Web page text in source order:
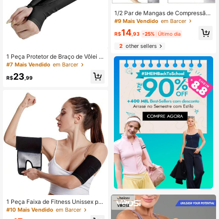
1 Peça Protetor de Braço de Vôlei U
nissex Equipamento de Proteção Es
#7 Mais Vendido em Barcer
R$23 ,99
1 Peça Faixa de Fitness Unissex par
a Braço, Manga de Braço com Reve
#10 Mais Vendido em Barcer
1/2 Par de Mangas de Compressão
para Braço, Mangas Emagrecedora
Pressão para Braço, Mangas de Iog
Faixas Elásticas para Pulso, Trama
grecedoras e Modeladoras para Mu
lheres, Para Correção Corporal, Co
nfortáveis e Invisíveis
#9 Mais Vendido em Barcer
R$14,93 -25% Último dia
2other sellers